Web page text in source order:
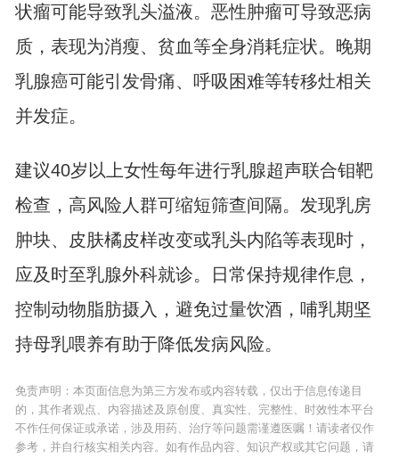
状瘤可能导致乳头溢液。恶性肿瘤可导致恶病
质，表现为消瘦、贫血等全身消耗症状。晚期
乳腺癌可能引发骨痛、呼吸困难等转移灶相关
并发症。
建议40岁以上女性每年进行乳腺超声联合钼靶
检查，高风险人群可缩短筛查间隔。发现乳房
肿块、皮肤橘皮样改变或乳头内陷等表现时，
应及时至乳腺外科就诊。日常保持规律作息，
控制动物脂肪摄入，避免过量饮酒，哺乳期坚
持母乳喂养有助于降低发病风险。
免责声明：本页面信息为第三方发布或内容转载，仅出于信息传递目
的，其作者观点、内容描述及原创度、真实性、完整性、时效性本平台
不作任何保证或承诺，涉及用药、治疗等问题需谨遵医嘱！请读者仅作
参考，并自行核实相关内容。如有作品内容、知识产权或其它问题，请